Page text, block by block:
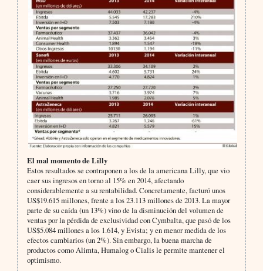
El mal momento de Lilly
Estos resultados se contraponen a los de la americana Lilly, que vio
caer sus ingresos en torno al 15% en 2014, afectando
considerablemente a su rentabilidad. Concretamente, facturó unos
US$19.615 millones, frente a los 23.113 millones de 2013. La mayor
parte de su caída (un 13%) vino de la disminución del volumen de
ventas por la pérdida de exclusividad con Cymbalta, que pasó de los
US$5.084 millones a los 1.614, y Evista; y en menor medida de los
efectos cambiarios (un 2%). Sin embargo, la buena marcha de
productos como Alimta, Humalog o Cialis le permite mantener el
optimismo.